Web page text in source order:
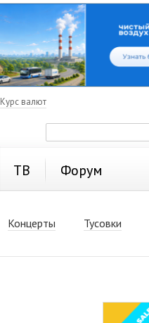
Курс валют
ТВ Форум
Концерты Тусовки